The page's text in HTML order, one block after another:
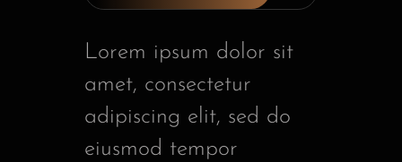
Lorem ipsum dolor sit
amet, consectetur
adipiscing elit, sed do
eiusmod tempor